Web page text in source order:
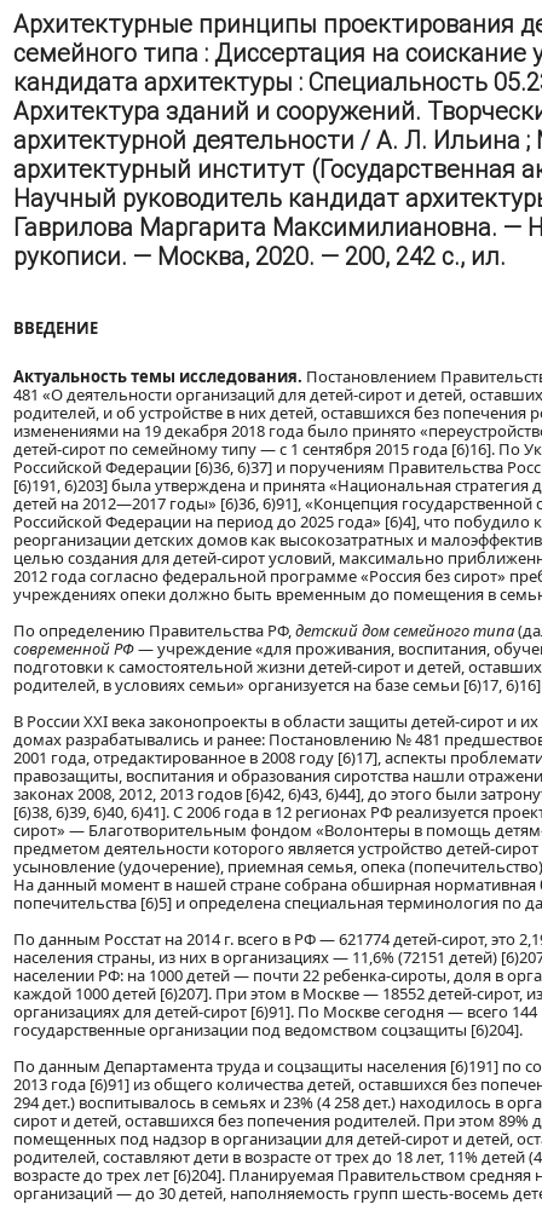
Архитектурные принципы проектирования
семейного типа : Диссертация на соискание
кандидата архитектуры : Специальность
Архитектура зданий и сооружений.
архитектурной деятельности / А. Л. Ильина ;
архитектурный институт (Государственная
Научный руководитель кандидат
Гаврилова Маргарита Максимилиановна. —
рукописи. — Москва, 2020. — 200, 242 с., ил.
ВВЕДЕНИЕ
Актуальность темы исследования. Постановлением
481 «О деятельности организаций для детей-сирот и детей,
родителей, и об устройстве в них детей, оставшихся без попечения
изменениями на 19 декабря 2018 года было принято
детей-сирот по семейному типу — с 1 сентября 2015 года [6)16]. По
Российской Федерации [6)36, 6)37] и поручениям Правительства
[6)191, 6)203] была утверждена и принята «Национальная стратегия
детей на 2012—2017 годы» [6)36, 6)91], «Концепция
Российской Федерации на период до 2025 года» [6)4], что побудило
реорганизации детских домов как высокозатратных и
целью создания для детей-сирот условий, максимально
2012 года согласно федеральной программе «Россия без сирот»
учреждениях опеки должно быть временным до помещения в
По определению Правительства РФ,детский дом семейного типа
современной РФ— учреждение «для проживания, воспитания,
подготовки к самостоятельной жизни детей-сирот и детей,
родителей, в условиях семьи» организуется на базе семьи [6)17,
В России XXI века законопроекты в области защиты детей-сирот и их
домах разрабатывались и ранее: Постановлению № 481
2001 года, отредактированное в 2008 году [6)17], аспекты
правозащиты, воспитания и образования сиротства нашли
законах 2008, 2012, 2013 годов [6)42, 6)43, 6)44], до этого были
[6)38, 6)39, 6)40, 6)41]. С 2006 года в 12 регионах РФ реализуется
сирот» — Благотворительным фондом «Волонтеры в помощь
предметом деятельности которого является устройство детей-
усыновление (удочерение), приемная семья, опека
На данный момент в нашей стране собрана обширная нормативная
попечительства [6)5] и определена специальная терминология по
По данным Росстат на 2014 г. всего в РФ — 621774 детей-сирот, это
населения страны, из них в организациях — 11,6% (72151 детей)
населении РФ: на 1000 детей — почти 22 ребенка-сироты, доля в
каждой 1000 детей [6)207]. При этом в Москве — 18552 детей-сирот,
организациях для детей-сирот [6)91]. По Москве сегодня — всего
государственные организации под ведомством соцзащиты [6)204].
По данным Департамента труда и соцзащиты населения [6)191] по
2013 года [6)91] из общего количества детей, оставшихся без
294 дет.) воспитывалось в семьях и 23% (4 258 дет.) находилось в
сирот и детей, оставшихся без попечения родителей. При этом 89%
помещенных под надзор в организации для детей-сирот и детей,
родителей, составляют дети в возрасте от трех до 18 лет, 11% детей
возрасте до трех лет [6)204]. Планируемая Правительством средняя
организаций — до 30 детей, наполняемость групп шесть-восемь